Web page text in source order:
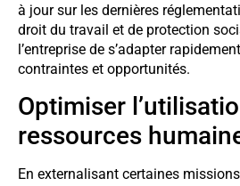
à jour sur les dernières
droit du travail et de protection
l’entreprise de s’adapter
contraintes et opportunités.
Optimiser
ressources
En externalisant certaines missions